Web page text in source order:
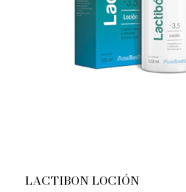
LACTIBON LOCIÓN